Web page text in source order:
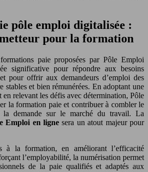
pôle emploi digitalisée :
pour la formation
paie proposées par Pôle Emploi
significative pour répondre aux besoins
pour offrir aux demandeurs d’emploi des
stables et bien rémunérées. En adoptant une
en relevant les défis avec détermination, Pôle
la formation paie et contribuer à combler le
la demande sur le marché du travail. La
Emploi en lignesera un atout majeur pour
à la formation, en améliorant l’efficacité
l’employabilité, la numérisation permet
de la paie qualifiés et adaptés aux